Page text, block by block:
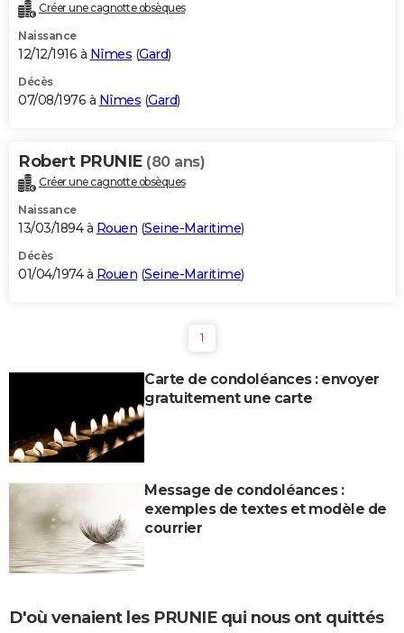
Créer une cagnotte obsèques
Naissance
12/12/1916 à Nîmes (Gard)
Décès
07/08/1976 à Nîmes (Gard)
Robert PRUNIE (80 ans)
Créer une cagnotte obsèques
Naissance
13/03/1894 à Rouen (Seine-Maritime)
Décès
01/04/1974 à Rouen (Seine-Maritime)
1
Carte de condoléances : envoyer
gratuitement une carte
Message de condoléances :
exemples de textes et modèle de
courrier
D'où venaient les PRUNIE qui nous ont quittés